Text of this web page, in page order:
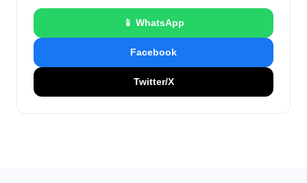
📱 WhatsApp
Facebook
Twitter/X